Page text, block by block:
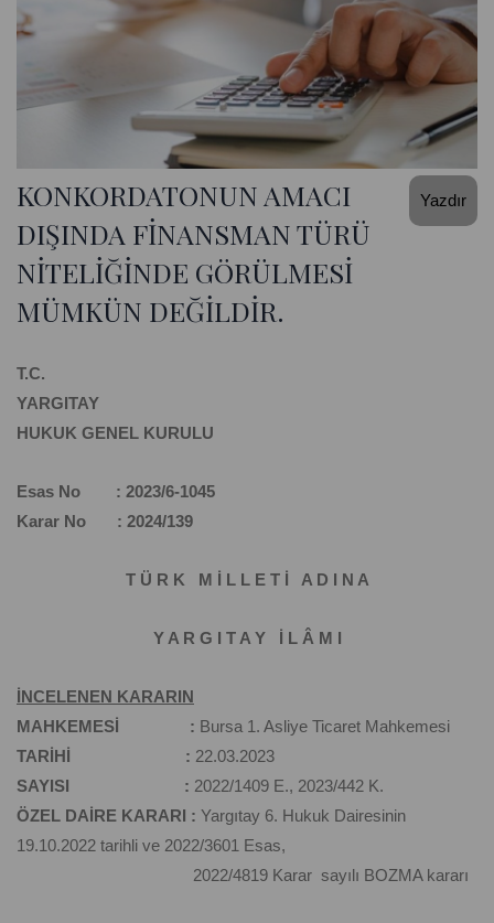
Yazdır
KONKORDATONUN AMACI
DIŞINDA FİNANSMAN TÜRÜ
NİTELİĞİNDE GÖRÜLMESİ
MÜMKÜN DEĞİLDİR.
T.C.
YARGITAY
HUKUK GENEL KURULU
Esas No : 2023/6-1045
Karar No : 2024/139
T Ü R K M İ L L E T İ A D I N A
Y A R G I T A Y İ L Â M I
İNCELENEN KARARIN
MAHKEMESİ : Bursa 1. Asliye Ticaret Mahkemesi
TARİHİ : 22.03.2023
SAYISI : 2022/1409 E., 2023/442 K.
ÖZEL DAİRE KARARI : Yargıtay 6. Hukuk Dairesinin
19.10.2022 tarihli ve 2022/3601 Esas,
2022/4819 Karar sayılı BOZMA kararı